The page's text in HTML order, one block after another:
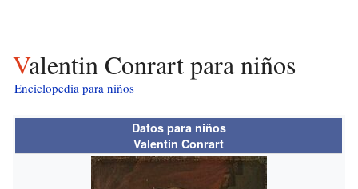
Valentin Conrart para niños
Enciclopedia para niños
Datos para niños
Valentin Conrart